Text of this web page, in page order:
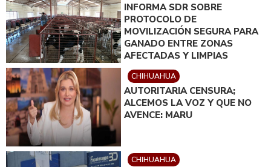
INFORMA SDR SOBRE
PROTOCOLO DE
MOVILIZACIÓN SEGURA PARA
GANADO ENTRE ZONAS
AFECTADAS Y LIMPIAS
CHIHUAHUA
AUTORITARIA CENSURA;
ALCEMOS LA VOZ Y QUE NO
AVENCE: MARU
CHIHUAHUA